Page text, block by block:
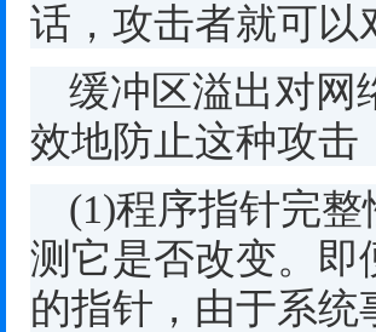
话，攻击者就可以
缓冲区溢出对网
效地防止这种攻击
(1)程序指针完
测它是否改变。即
的指针，由于系